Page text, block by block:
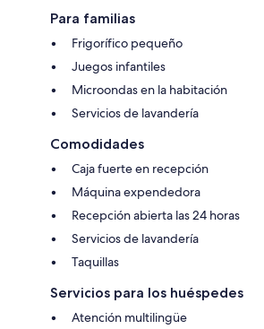
Para familias
Frigorífico pequeño
Juegos infantiles
Microondas en la habitación
Servicios de lavandería
Comodidades
Caja fuerte en recepción
Máquina expendedora
Recepción abierta las 24 horas
Servicios de lavandería
Taquillas
Servicios para los huéspedes
Atención multilingüe